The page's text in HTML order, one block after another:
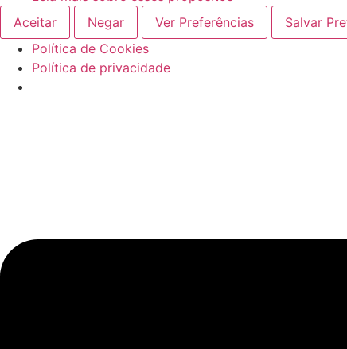
Aceitar
Negar Ver Preferências Salvar
Política de Cookies
Política de privacidade